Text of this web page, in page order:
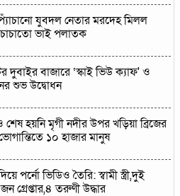
যুবদল নেতার মরদেহ মিলল
ভাই পলাতক
দুবাইর বাজারে ‘স্কাই ভিউ ক্যাফ' ও
শুভ উদ্বোধন
হয়নি মৃগী নদীর উপর খড়িয়া ব্রিজের
১০ হাজার মানুষ
পর্নো ভিডিও তৈরি: স্বামী স্ত্রী,দুই
গ্রেপ্তার,৪ তরুণী উদ্ধার